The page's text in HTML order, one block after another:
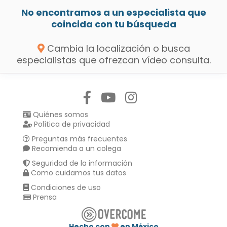
No encontramos a un especialista que
coincida con tu búsqueda
Cambia la localización o busca
especialistas que ofrezcan vídeo consulta.
Quiénes somos
Política de privacidad
Preguntas más frecuentes
Recomienda a un colega
Seguridad de la información
Como cuidamos tus datos
Condiciones de uso
Prensa